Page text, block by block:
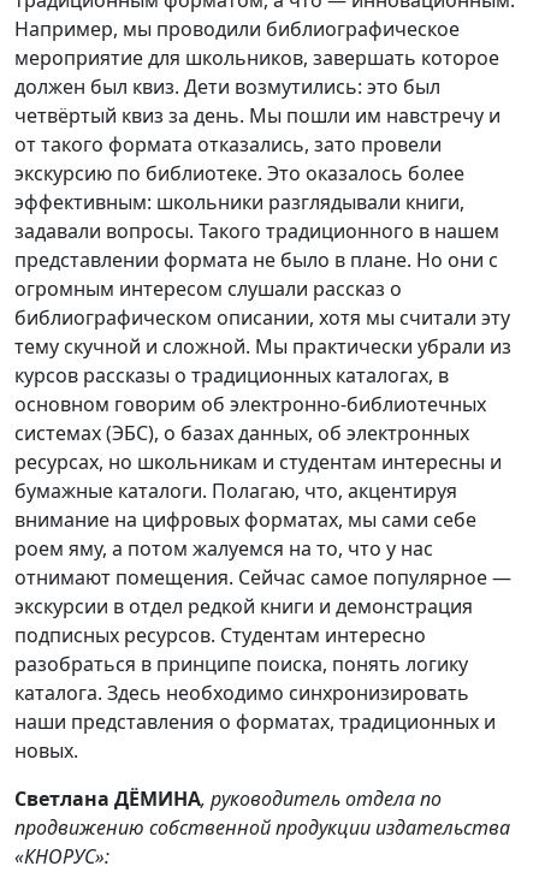
Например, мы проводили библиографическое
мероприятие для школьников, завершать которое
должен был квиз. Дети возмутились: это был
четвёртый квиз за день. Мы пошли им навстречу и
от такого формата отказались, зато провели
экскурсию по библиотеке. Это оказалось более
эффективным: школьники разглядывали книги,
задавали вопросы. Такого традиционного в нашем
представлении формата не было в плане. Но они с
огромным интересом слушали рассказ о
библиографическом описании, хотя мы считали эту
тему скучной и сложной. Мы практически убрали из
курсов рассказы о традиционных каталогах, в
основном говорим об электронно-библиотечных
системах (ЭБС), о базах данных, об электронных
ресурсах, но школьникам и студентам интересны и
бумажные каталоги. Полагаю, что, акцентируя
внимание на цифровых форматах, мы сами себе
роем яму, а потом жалуемся на то, что у нас
отнимают помещения. Сейчас самое популярное —
экскурсии в отдел редкой книги и демонстрация
подписных ресурсов. Студентам интересно
разобраться в принципе поиска, понять логику
каталога. Здесь необходимо синхронизировать
наши представления о форматах, традиционных и
новых.
Светлана ДЁМИНА, руководитель отдела по
продвижению собственной продукции издательства
«КНОРУС»: